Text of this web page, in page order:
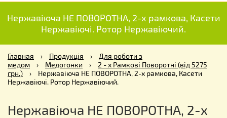
Нержавіюча НЕ ПОВОРОТНА, 2-х рамкова, Касети
Нержавіючі. Ротор Нержавіючий.
Главная › Продукція ›
Для роботи з
медом
› Медогонки ›
2 - х Рамкові Поворотні (від 5275
грн.)
›
Нержавіюча НЕ ПОВОРОТНА, 2-х рамкова, Касети
Нержавіючі. Ротор Нержавіючий.
Нержавіюча НЕ ПОВОРОТНА, 2-х